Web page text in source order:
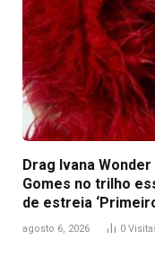
Drag Ivana
Gomes no trilho
de estreia
agosto 6, 2026 0